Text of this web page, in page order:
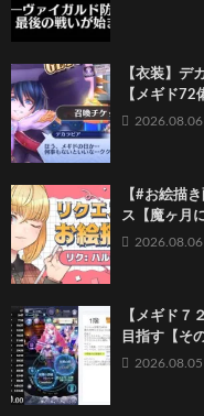
【衣装】デ
【メギド72
2026.08.06
【#お絵描
ス【魔ヶ月
2026.08.06
【メギド７
目指す【そ
2026.08.05